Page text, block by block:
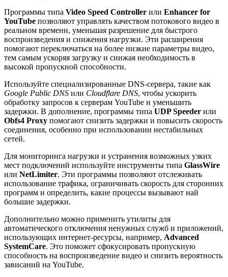
Программы типа Video Speed Controller или Enhancer for
YouTube позволяют управлять качеством потокового видео в
реальном времени, уменьшая разрешение для быстрого
воспроизведения и снижения нагрузки. Эти расширения
помогают переключаться на более низкие параметры видео,
тем самым ускоряя загрузку и снижая необходимость в
высокой пропускной способности.
Используйте специализированные DNS-сервера, такие как
Google Public DNS или Cloudflare DNS, чтобы ускорить
обработку запросов к серверам YouTube и уменьшить
задержки. В дополнение, программы типа UDP Speeder или
Obfs4 Proxy помогают снизить задержки и повысить скорость
соединения, особенно при использовании нестабильных
сетей.
Для мониторинга нагрузки и устранения возможных узких
мест подключений используйте инструменты типа GlassWire
или NetLimiter. Эти программы позволяют отслеживать
использование трафика, ограничивать скорость для сторонних
программ и определить, какие процессы вызывают най
большие задержки.
Дополнительно можно применить утилиты для
автоматического отключения ненужных служб и приложений,
использующих интернет-ресурсы, например, Advanced
SystemCare. Это поможет сфокусировать пропускную
способность на воспроизведение видео и снизить вероятность
зависаний на YouTube.